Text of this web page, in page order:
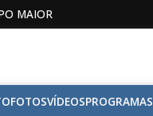
MAIOR
FOTOSVÍDEOSPROGRAMAS